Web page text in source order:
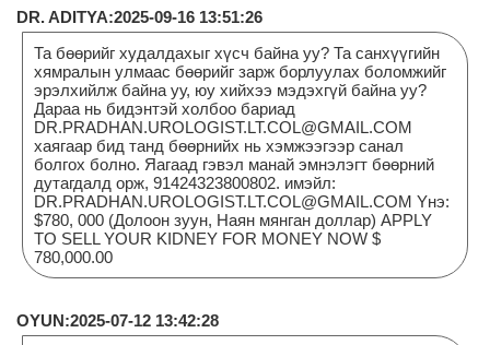
DR. ADITYA:2025-09-16 13:51:26
Та бөөрийг худалдахыг хүсч байна уу? Та санхүүгийн
хямралын улмаас бөөрийг зарж борлуулах боломжийг
эрэлхийлж байна уу, юу хийхээ мэдэхгүй байна уу?
Дараа нь бидэнтэй холбоо бариад
DR.PRADHAN.UROLOGIST.LT.COL@GMAIL.COM
хаягаар бид танд бөөрнийх нь хэмжээгээр санал
болгох болно. Яагаад гэвэл манай эмнэлэгт бөөрний
дутагдалд орж, 91424323800802. имэйл:
DR.PRADHAN.UROLOGIST.LT.COL@GMAIL.COM Yнэ:
$780, 000 (Долоон зуун, Наян мянган доллар) APPLY
TO SELL YOUR KIDNEY FOR MONEY NOW $
780,000.00
OYUN:2025-07-12 13:42:28